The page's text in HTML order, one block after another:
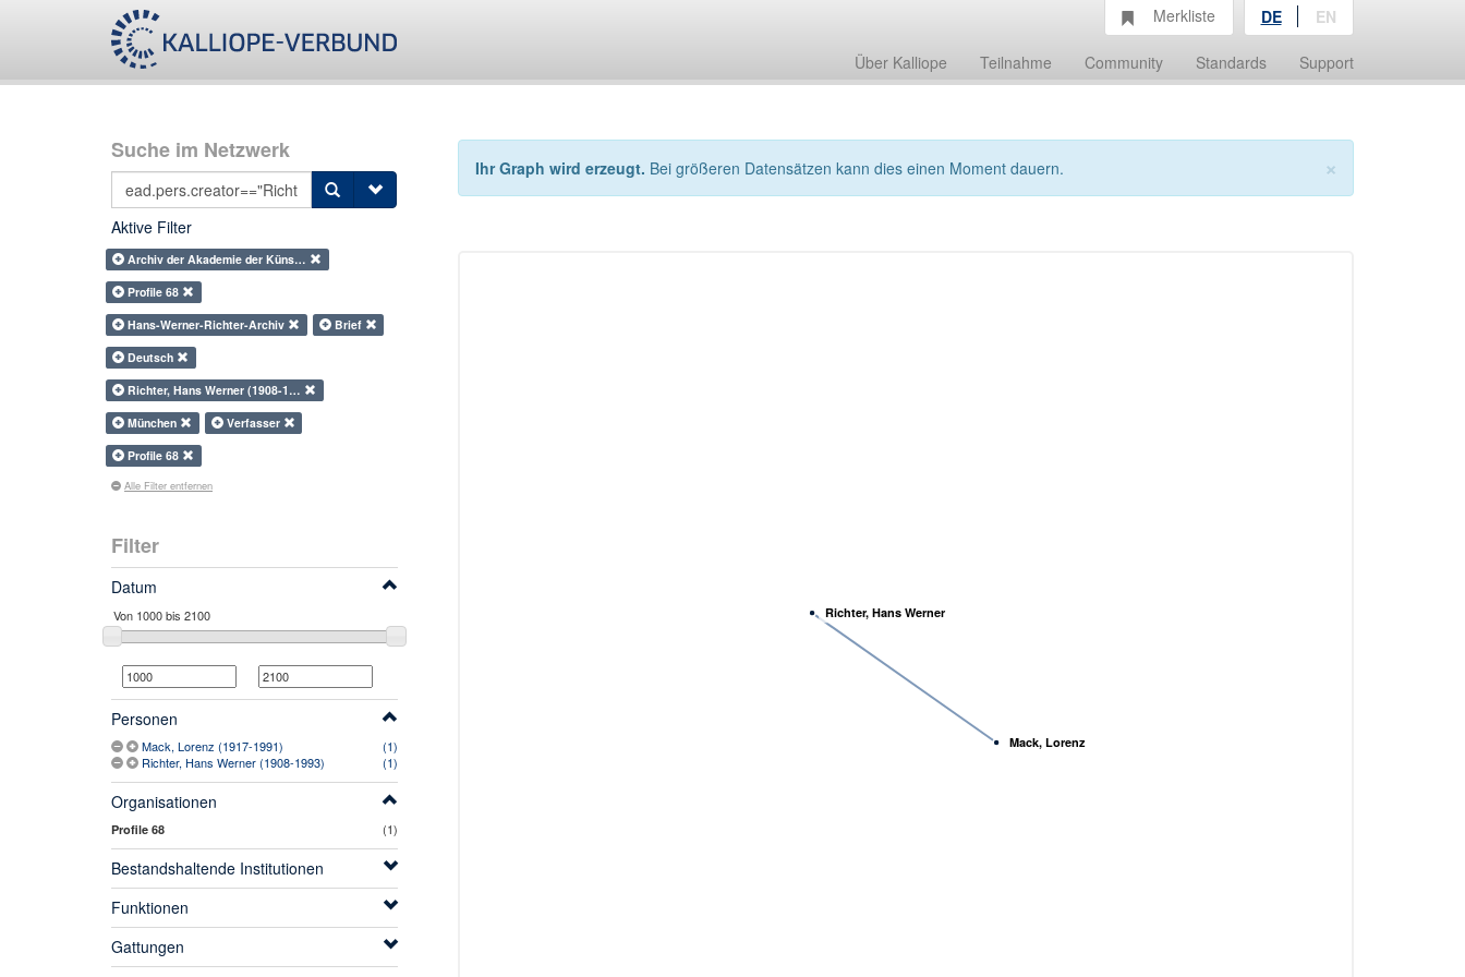
Über Kalliope Teilnahme Community Standards Support
Merkliste DE EN
Suche im Netzwerk
Aktive Filter
Archiv der Akademie der Küns…
Profile 68
Hans-Werner-Richter-Archiv
Brief
Deutsch
Richter, Hans Werner (1908-1…
München
Verfasser
Profile 68
Alle Filter entfernen
Filter
Datum
Personen
Mack, Lorenz (1917-1991)
(1)
Richter, Hans Werner (1908-1993)
(1)
Organisationen
Profile 68 (1)
Bestandshaltende Institutionen
Funktionen
Gattungen
×
Ihr Graph wird erzeugt. Bei größeren Datensätzen kann dies einen Moment dauern.
Mack, Lorenz
Richter, Hans Werner